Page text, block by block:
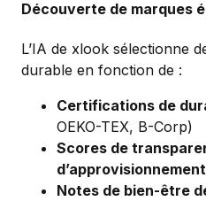
Découverte de marques
L’IA de xlook sélectionne
durable en fonction de :
Certifications de
OEKO-TEX, B-Corp)
Scores de
d’approvisionnement
Notes de bien-être